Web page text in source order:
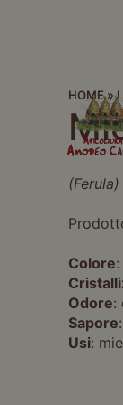
HOME»I
(Ferula)
Colore
Odore:
Sapore
Usi: